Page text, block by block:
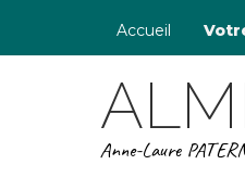
Accueil
Anne-Laure